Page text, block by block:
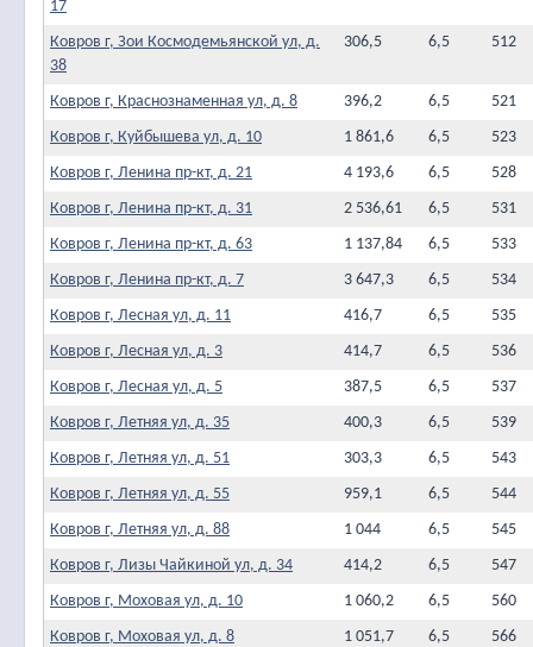
17
Ковров г, Зои Космодемьянской ул, д.
38
306,5 6,5 512
Ковров г, Краснознаменная ул, д. 8 396,2 6,5
521
Ковров г, Куйбышева ул, д. 10
1 861,6 6,5
523
Ковров г, Ленина пр-кт, д. 21
4 193,6 6,5
528
Ковров г, Ленина пр-кт, д. 31
2 536,61 6,5
531
Ковров г, Ленина пр-кт, д. 63
1 137,84 6,5
533
Ковров г, Ленина пр-кт, д. 7
3 647,3 6,5
534
Ковров г, Лесная ул, д. 11
416,7 6,5
535
Ковров г, Лесная ул, д. 3
414,7 6,5
536
Ковров г, Лесная ул, д. 5
387,5 6,5
537
Ковров г, Летняя ул, д. 35
400,3 6,5
539
Ковров г, Летняя ул, д. 51
303,3 6,5
543
Ковров г, Летняя ул, д. 55
959,1 6,5
544
Ковров г, Летняя ул, д. 88
1 044 6,5
545
Ковров г, Лизы Чайкиной ул, д. 34
414,2 6,5
547
Ковров г, Моховая ул, д. 10
1 060,2 6,5
560
Ковров г, Моховая ул, д. 8
1 051,7 6,5
566